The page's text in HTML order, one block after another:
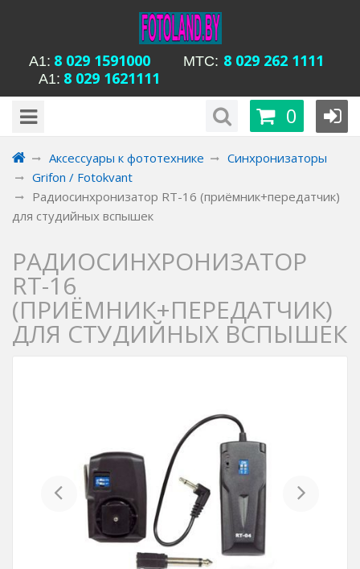
А1: 8 029 1591000 MTC: 8 029 262 1111
А1: 8 029 1621111
Время работы магазина Уманская 54:будни с 15-00 до
20-00, сб с 13-00 до 18-00, вс вых
0
Аксессуары к фототехнике
Синхронизаторы
Grifon / Fotokvant
Радиосинхронизатор RT-16 (приёмник+передатчик)
для студийных вспышек
РАДИОСИНХРОНИЗАТОР
RT-16
(ПРИЁМНИК+ПЕРЕДАТЧИК)
ДЛЯ СТУДИЙНЫХ ВСПЫШЕК
Previous